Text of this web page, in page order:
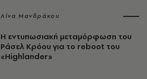
Λίνα Μανδράκου
Η εντυπωσιακή μεταμόρφωση του
Ράσελ Κρόου για το reboot του
«Highlander»